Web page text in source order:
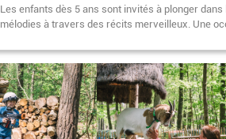
Les enfants dès 5 ans sont invités à plonger
mélodies à travers des récits merveilleux. Une